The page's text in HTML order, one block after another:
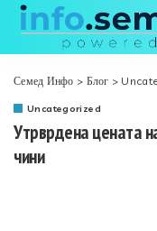
Семед Инфо > Блог >
Uncategorized
Утрврдена цената
чини